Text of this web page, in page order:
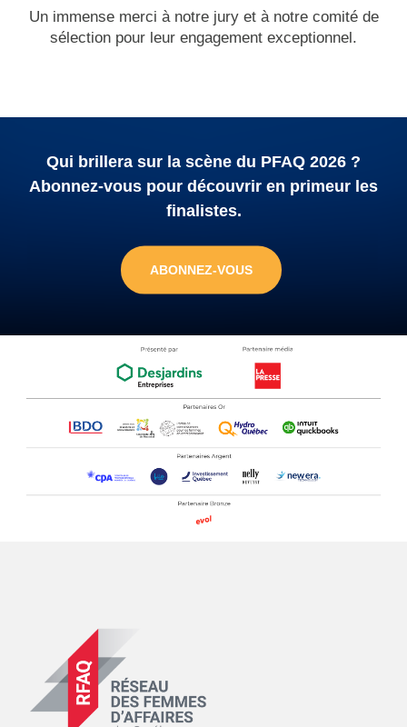
Un immense merci à notre jury et à notre comité de
sélection pour leur engagement exceptionnel.
Qui brillera sur la scène du PFAQ 2026 ?
Abonnez-vous pour découvrir en primeur les
finalistes.
ABONNEZ-VOUS